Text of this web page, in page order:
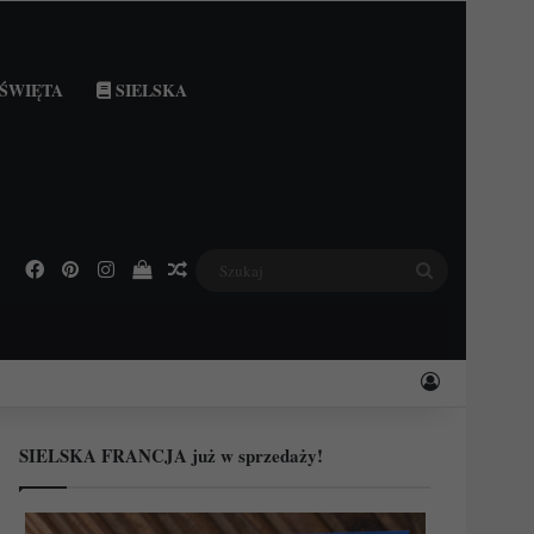
SIELSKA
Facebook
PinterestInstagramPodejrzyj swój koszyk
Losowy wpis
Zaloguj
SIELSKA FRANCJA już w sprzedaży!